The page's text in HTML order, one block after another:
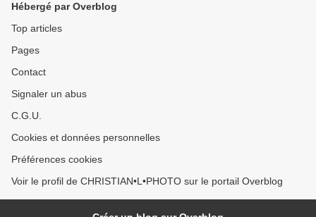
Hébergé par Overblog
Top articles
Pages
Contact
Signaler un abus
C.G.U.
Cookies et données personnelles
Préférences cookies
Voir le profil de CHRISTIAN•L•PHOTO sur le portail Overblog